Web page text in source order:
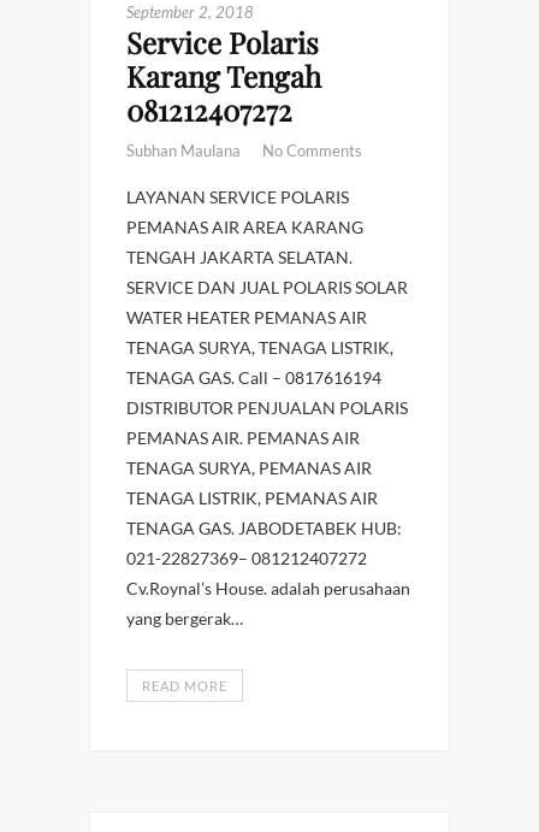
September 2, 2018
Service Polaris
Karang Tengah
081212407272
Subhan Maulana No Comments
LAYANAN SERVICE POLARIS
PEMANAS AIR AREA KARANG
TENGAH JAKARTA SELATAN.
SERVICE DAN JUAL POLARIS SOLAR
WATER HEATER PEMANAS AIR
TENAGA SURYA, TENAGA LISTRIK,
TENAGA GAS. Call – 0817616194
DISTRIBUTOR PENJUALAN POLARIS
PEMANAS AIR. PEMANAS AIR
TENAGA SURYA, PEMANAS AIR
TENAGA LISTRIK, PEMANAS AIR
TENAGA GAS. JABODETABEK HUB:
021-22827369– 081212407272
Cv.Roynal’s House. adalah perusahaan
yang bergerak…
READ MORE